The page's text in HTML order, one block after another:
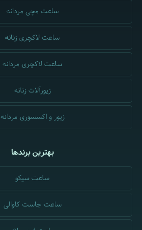
ساعت مچی مردانه
ساعت لاکچری زنانه
ساعت لاکچری مردانه
زیورآلات زنانه
زیور و اکسسوری مردانه
بهترین برندها
ساعت سیکو
ساعت جاست کاوالی